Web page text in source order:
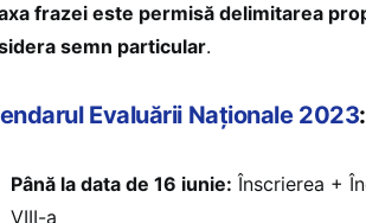
frazei este permisă delimitarea
semn particular.
Evaluării Naționale 2023:
Până la data de 16 iunie: Înscrierea +
VIII-a